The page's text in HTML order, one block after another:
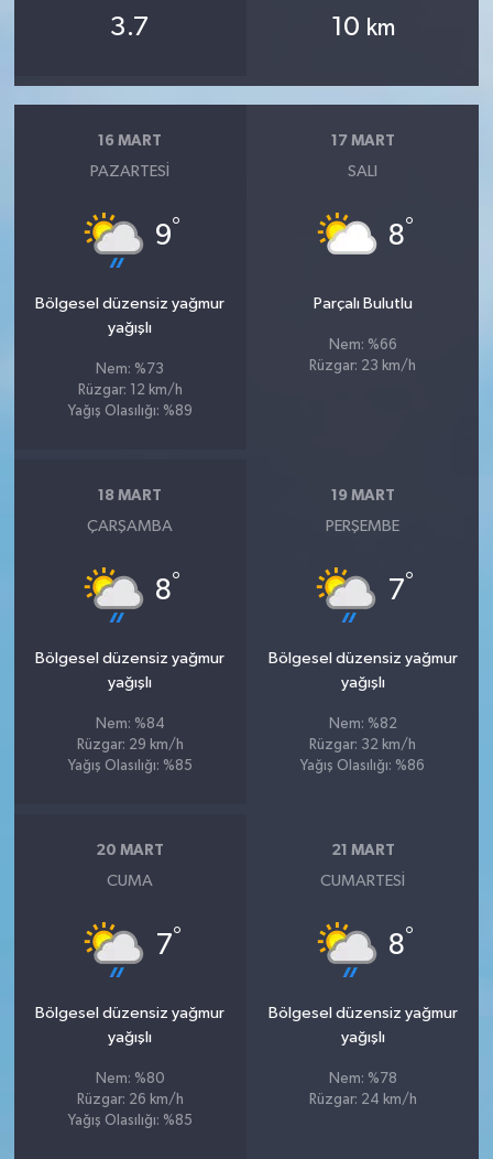
3.7 10 km
16 MART
PAZARTESI
9°
Bölgesel düzensiz yağmur
yağışlı
Nem: %73
Rüzgar: 12 km/h
Yağış Olasılığı: %89
17 MART
SALI
8°
Parçalı Bulutlu
Nem: %66
Rüzgar: 23 km/h
18 MART
ÇARŞAMBA
8°
Bölgesel düzensiz yağmur
yağışlı
Nem: %84
Rüzgar: 29 km/h
Yağış Olasılığı: %85
19 MART
PERŞEMBE
7°
Bölgesel düzensiz yağmur
yağışlı
Nem: %82
Rüzgar: 32 km/h
Yağış Olasılığı: %86
20 MART
CUMA
7°
Bölgesel düzensiz yağmur
yağışlı
Nem: %80
Rüzgar: 26 km/h
Yağış Olasılığı: %85
21 MART
CUMARTESI
8°
Bölgesel düzensiz yağmur
yağışlı
Nem: %78
Rüzgar: 24 km/h